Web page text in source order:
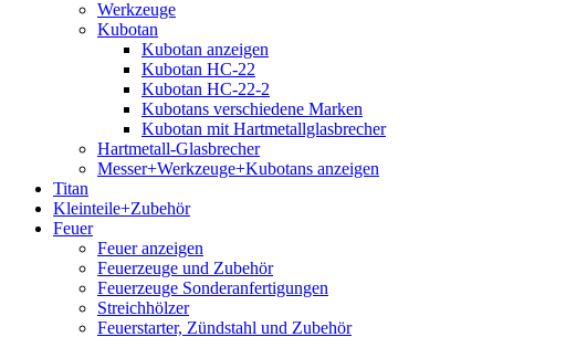
Werkzeuge
Kubotan
Kubotan anzeigen
Kubotan HC-22
Kubotan HC-22-2
Kubotans verschiedene Marken
Kubotan mit Hartmetallglasbrecher
Hartmetall-Glasbrecher
Messer+Werkzeuge+Kubotans anzeigen
Titan
Kleinteile+Zubehör
Feuer
Feuer anzeigen
Feuerzeuge und Zubehör
Feuerzeuge Sonderanfertigungen
Streichhölzer
Feuerstarter, Zündstahl und Zubehör